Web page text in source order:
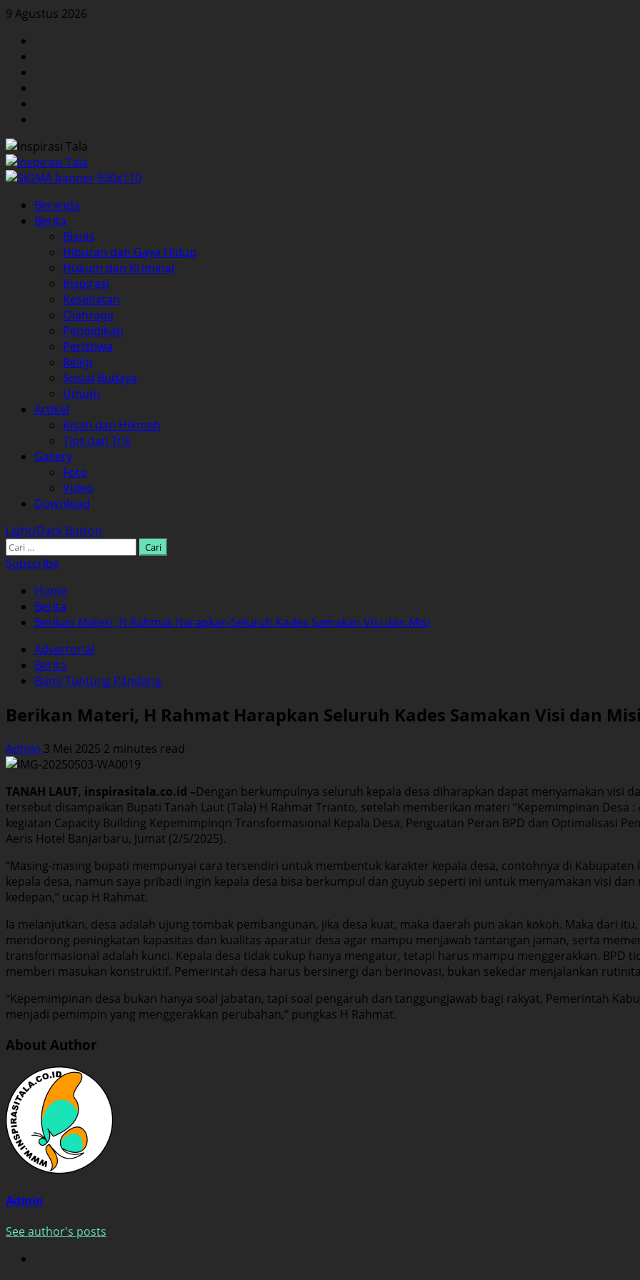
Skip
content
9 Agustus 2026
Primary
Menu
Beranda
Berita
Bisnis
Hiburan dan Gaya Hidup
Hukum dan Kriminal
Inspirasi
Kesehatan
Olahraga
Pendidikan
Peristiwa
Religi
Sosial Budaya
Umum
Artikel
Kisah dan Hikmah
Tips dan Trik
Gallery
Foto
Video
Download
Light/Dark Button
Cari
untuk:
Subscribe
Home
Berita
Berikan Materi, H Rahmat Harapkan Seluruh Kades Samakan Visi dan Misi
Advertorial
Berita
Bumi Tuntung Pandang
Berikan Materi, H Rahmat Harapkan Seluruh Kades Samakan Visi dan
Admin 3 Mei 2025 2 minutes read
TANAH LAUT, inspirasitala.co.id –Dengan berkumpulnya seluruh kepala desa diharapkan dapat menyamakan visi
tersebut disampaikan Bupati Tanah Laut (Tala) H Rahmat Trianto, setelah memberikan materi “Kepemimpinan Desa
kegiatan Capacity Building Kepemimpinqn Transformasional Kepala Desa, Penguatan Peran BPD dan Optimalisasi
Aeris Hotel Banjarbaru, Jumat (2/5/2025).
“Masing-masing bupati mempunyai cara tersendiri untuk membentuk karakter kepala desa, contohnya di
kepala desa, namun saya pribadi ingin kepala desa bisa berkumpul dan guyub seperti ini untuk menyamakan visi
kedepan,” ucap H Rahmat.
Ia melanjutkan, desa adalah ujung tombak pembangunan, jika desa kuat, maka daerah pun akan kokoh. Maka dari
mendorong peningkatan kapasitas dan kualitas aparatur desa agar mampu menjawab tantangan jaman, serta
transformasional adalah kunci. Kepala desa tidak cukup hanya mengatur, tetapi harus mampu menggerakkan. BPD
memberi masukan konstruktif. Pemerintah desa harus bersinergi dan berinovasi, bukan sekedar menjalankan
“Kepemimpinan desa bukan hanya soal jabatan, tapi soal pengaruh dan tanggungjawab bagi rakyat, Pemerintah
menjadi pemimpin yang menggerakkan perubahan,” pungkas H Rahmat.
About Author
Admin
See author's posts